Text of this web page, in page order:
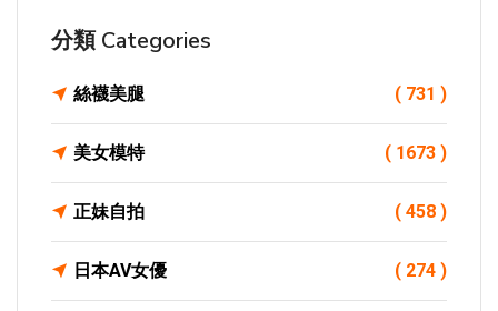
分類 Categories
絲襪美腿 ( 731 )
美女模特 ( 1673 )
正妹自拍 ( 458 )
日本AV女優 ( 274 )